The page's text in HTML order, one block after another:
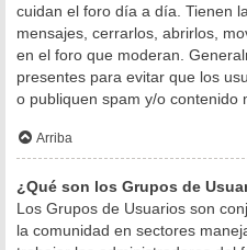
cuidan el foro día a día. Tienen
mensajes, cerrarlos, abrirlos,
en el foro que moderan.
presentes para evitar que los
o publiquen spam y/o contenido
Arriba
¿Qué son los Grupos de
Los Grupos de Usuarios son
la comunidad en sectores